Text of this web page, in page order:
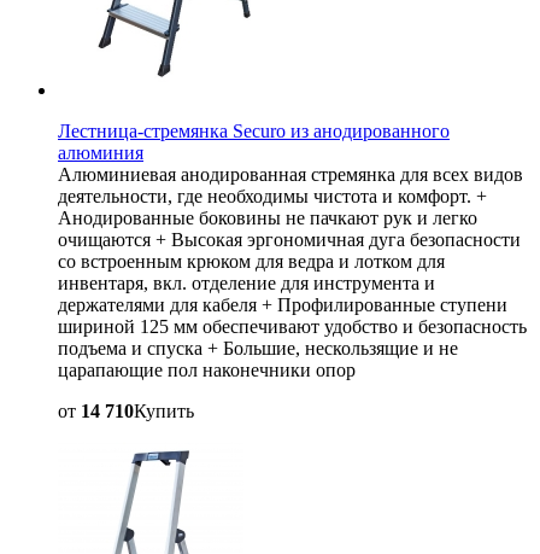
Лестница-стремянка Securo из анодированного
алюминия
Алюминиевая анодированная стремянка для всех видов
деятельности, где необходимы чистота и комфорт. +
Анодированные боковины не пачкают рук и легко
очищаются + Высокая эргономичная дуга безопасности
со встроенным крюком для ведра и лотком для
инвентаря, вкл. отделение для инструмента и
держателями для кабеля + Профилированные ступени
шириной 125 мм обеспечивают удобство и безопасность
подъема и спуска + Большие, нескользящие и не
царапающие пол наконечники опор
от 14 710Купить